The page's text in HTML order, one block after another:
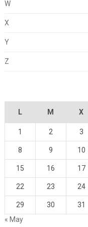
W
X
Y
Z
L M X
1 2 3
8 9 10
15 16 17
22 23 24
29 30
31
« May